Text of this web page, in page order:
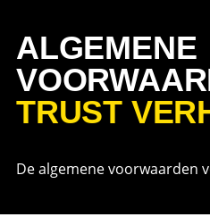
ALGEMENE
TRUST
De algemene voorwaarden